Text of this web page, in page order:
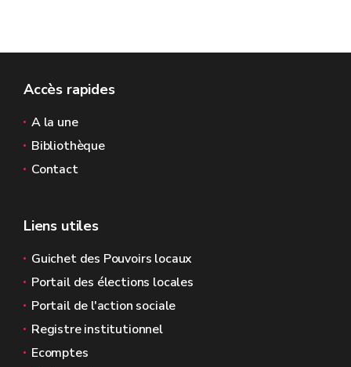
Accès rapides
A la une
Bibliothèque
Contact
Liens utiles
Guichet des Pouvoirs locaux
Portail des élections locales
Portail de l'action sociale
Registre institutionnel
Ecomptes